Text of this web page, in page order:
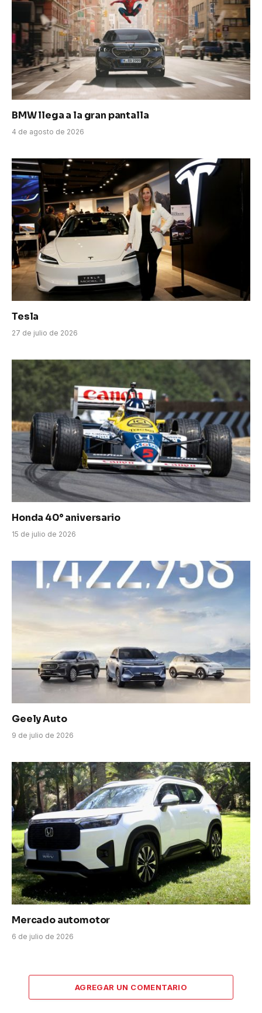
BMW llega a la gran pantalla
4 de agosto de 2026
Tesla
27 de julio de 2026
Honda 40° aniversario
15 de julio de 2026
Geely Auto
9 de julio de 2026
Mercado automotor
6 de julio de 2026
AGREGAR UN COMENTARIO